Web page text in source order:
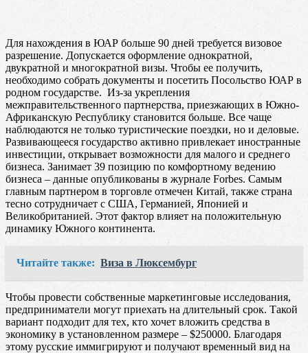
Для нахождения в ЮАР больше 90 дней требуется визовое
разрешение. Допускается оформление однократной,
двукратной и многократной визы. Чтобы ее получить,
необходимо собрать документы и посетить Посольство ЮАР в
родном государстве. Из-за укрепления
межправительственного партнерства, приезжающих в Южно-
Африканскую Республику становится больше. Все чаще
наблюдаются не только туристические поездки, но и деловые.
Развивающееся государство активно привлекает иностранные
инвестиции, открывает возможности для малого и среднего
бизнеса. Занимает 39 позицию по комфортному ведению
бизнеса – данные опубликованы в журнале Forbes. Самым
главным партнером в торговле отмечен Китай, также страна
тесно сотрудничает с США, Германией, Японией и
Великобританией. Этот фактор влияет на положительную
динамику Южного континента.
Читайте также: Виза в Люксембург
Чтобы провести собственные маркетинговые исследования,
предприниматели могут приехать на длительный срок. Такой
вариант подходит для тех, кто хочет вложить средства в
экономику в установленном размере – $250000. Благодаря
этому русские иммигрируют и получают временный вид на